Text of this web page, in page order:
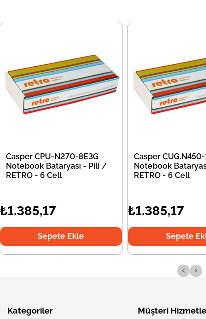
Casper CPU-N270-8E3G
Notebook Bataryası - Pili /
RETRO - 6 Cell
₺1.385,17
Sepete Ekle
Casper
Notebook
RETRO - 6 Cell
₺1.385,17
Sepete
‹ ›
Kategoriler Müşteri